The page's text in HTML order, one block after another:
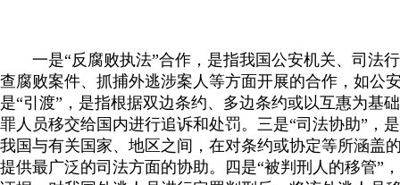
一是“反腐败执法”合作，是指我国公安机关、司法
查腐败案件、抓捕外逃涉案人等方面开展的合作，如公
是“引渡”，是指根据双边条约、多边条约或以互惠为基
罪人员移交给国内进行追诉和处罚。三是“司法协助”，
我国与有关国家、地区之间，在对条约或协定等所涵盖
提供最广泛的司法方面的协助。四是“被判刑人的移管”